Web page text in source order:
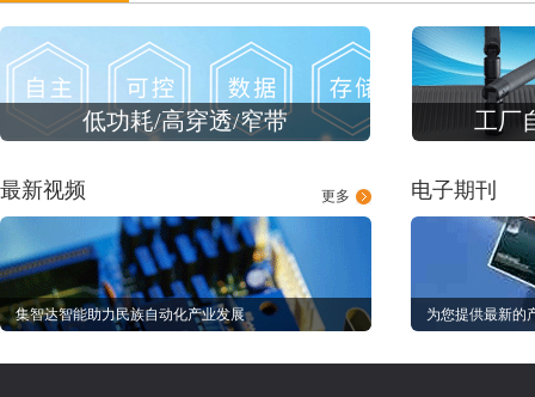
低功耗/高穿透/窄带 工厂
更多
最新视频
集智达智能助力民族自动化产业发展
电子期刊
为您提供最新的